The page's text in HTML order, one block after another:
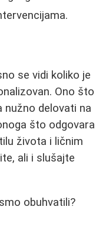
se vidi koliko je
Ono što
nužno delovati na
što odgovara
života i ličnim
ali i slušajte
obuhvatili?